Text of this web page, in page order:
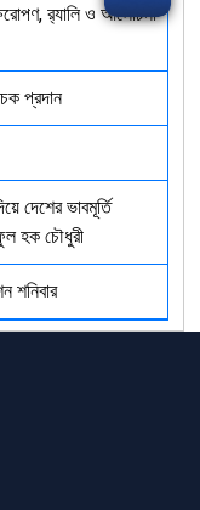
র‍্যালি ও আলোচনা
প্রদান
দেশের ভাবমূর্তি
হক চৌধুরী
শনিবার